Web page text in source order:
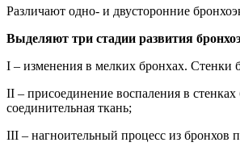
Различают одно- и двусторонние
Выделяют три стадии развития
I – изменения в мелких бронхах.
II – присоединение воспаления в
соединительная ткань;
III – нагноительный процесс из бронхов